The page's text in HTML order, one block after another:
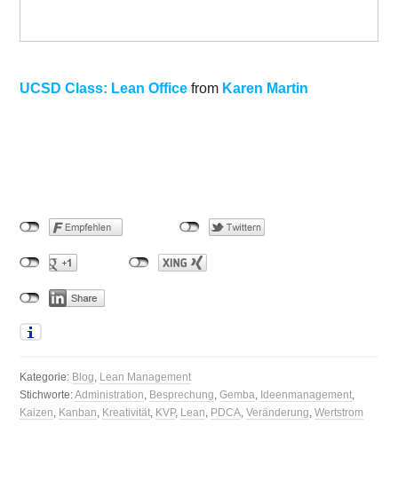
UCSD Class: Lean Office from Karen Martin
Kategorie: Blog, Lean Management
Stichworte:Administration, Besprechung,Gemba, Ideenmanagement,
Kaizen, Kanban, Kreativität, KVP, Lean, PDCA,Veränderung,Wertstrom